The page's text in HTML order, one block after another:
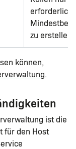
zu erstellen.
können,
.
ist die
für den Host